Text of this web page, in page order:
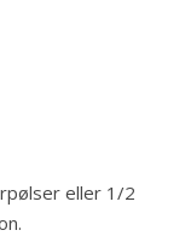
eller 1/2